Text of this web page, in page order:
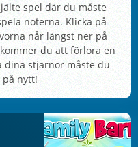
spel där du måste
noterna. Klicka på
når längst ner på
du att förlora en
dina stjärnor måste du
nytt!